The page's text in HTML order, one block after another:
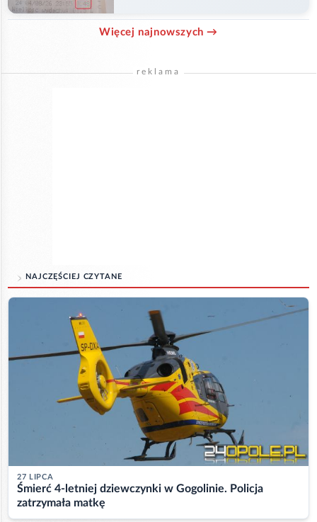
Więcej najnowszych →
reklama
NAJCZĘŚCIEJ CZYTANE
27 LIPCA
Śmierć 4-letniej dziewczynki w Gogolinie. Policja
zatrzymała matkę